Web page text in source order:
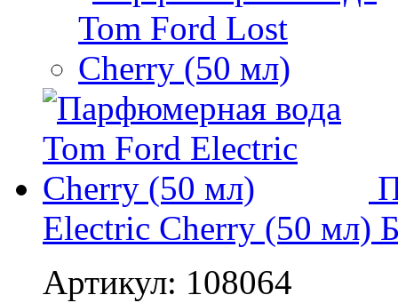
Electric Cherry (50 мл)
Артикул: 108064